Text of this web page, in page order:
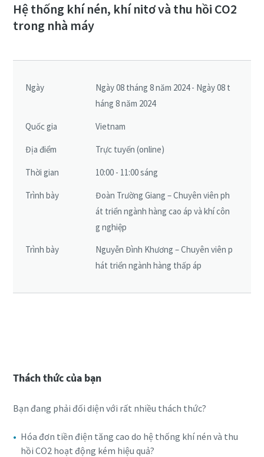
Máy nén khí không dầu
Đăng ký sự kiện webinar miễn phí
Tham dự các hội thảo trực tuyến (webinar) theo chủ đề
miễn phí của Atlas Copco Việt Nam. Các chuyên gia trong
ngành sẽ giúp bạn hiểu thêm về các giải pháp tối ưu, hỗ trợ
nâng cao hiệu suất hệ thống máy nén khí, tạo khí,... Giới
thọ hệ thống và tiết kiệm chi phí vận hành.
Hệ thống khí nén, khí nitơ và thu hồi CO2
trong nhà máy
Ngày
Ngày 08 tháng 8 năm 2024 - Ngày 08 t
háng 8 năm 2024
Quốc gia Vietnam
Địa điểm Trực tuyến (online)
Thời gian 10:00 - 11:00 sáng
Trình bày
Đoàn Trường Giang – Chuyên viên ph
át triển ngành hàng cao áp và khí côn
g nghiệp
Trình bày
Nguyễn Đình Khương – Chuyên viên p
hát triển ngành hàng thấp áp
Thách thức của bạn
Bạn đang phải đối diện với rất nhiều thách thức?
Hóa đơn tiền điện tăng cao do hệ thống khí nén và thu
hồi CO2 hoạt động kém hiệu quả?